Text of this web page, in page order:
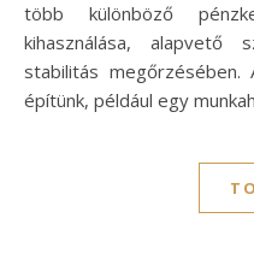
több különböző
kihasználása,
stabilitás
építünk, például egy